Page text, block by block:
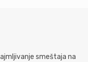
smeštaja na